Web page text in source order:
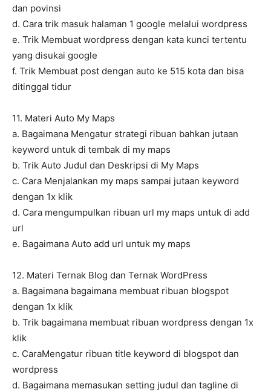
dan povinsi
d. Cara trik masuk halaman 1 google melalui wordpress
e. Trik Membuat wordpress dengan kata kunci tertentu
yang disukai google
f. Trik Membuat post dengan auto ke 515 kota dan bisa
ditinggal tidur
11. Materi Auto My Maps
a. Bagaimana Mengatur strategi ribuan bahkan jutaan
keyword untuk di tembak di my maps
b. Trik Auto Judul dan Deskripsi di My Maps
c. Cara Menjalankan my maps sampai jutaan keyword
dengan 1x klik
d. Cara mengumpulkan ribuan url my maps untuk di add
url
e. Bagaimana Auto add url untuk my maps
12. Materi Ternak Blog dan Ternak WordPress
a. Bagaimana bagaimana membuat ribuan blogspot
dengan 1x klik
b. Trik bagaimana membuat ribuan wordpress dengan 1x
klik
c. CaraMengatur ribuan title keyword di blogspot dan
wordpress
d. Bagaimana memasukan setting judul dan tagline di